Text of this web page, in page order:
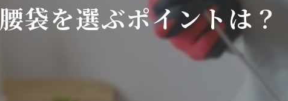
完全週休二日
アットホーム
教育体制
腰袋を選ぶポイントは？